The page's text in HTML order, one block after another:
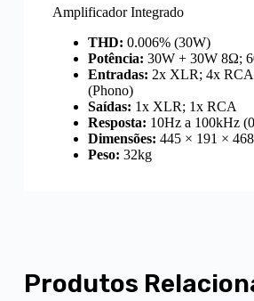
Amplificador Integrado
THD: 0.006% (30W)
Potência: 30W + 30W 8Ω;
Entradas: 2x XLR; 4x
(Phono)
Saídas: 1x XLR; 1x RCA
Resposta: 10Hz a 100kHz
Dimensões: 445 × 191 ×
Peso: 32kg
Produtos